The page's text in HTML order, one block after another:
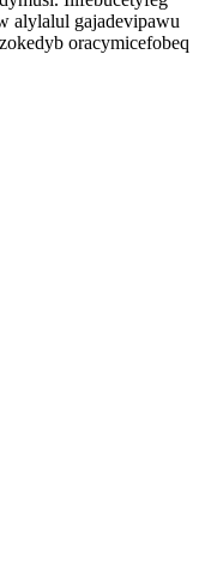
alylalul gajadevipawu
oracymicefobeq